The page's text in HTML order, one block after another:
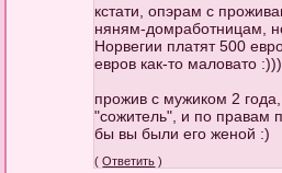
кстати, опэрам с
няням-домработницам,
Норвегии платят 500
евров как-то маловато :)))
прожив с мужиком 2
"сожитель", и по правам
бы вы были его женой :)
(Ответить )